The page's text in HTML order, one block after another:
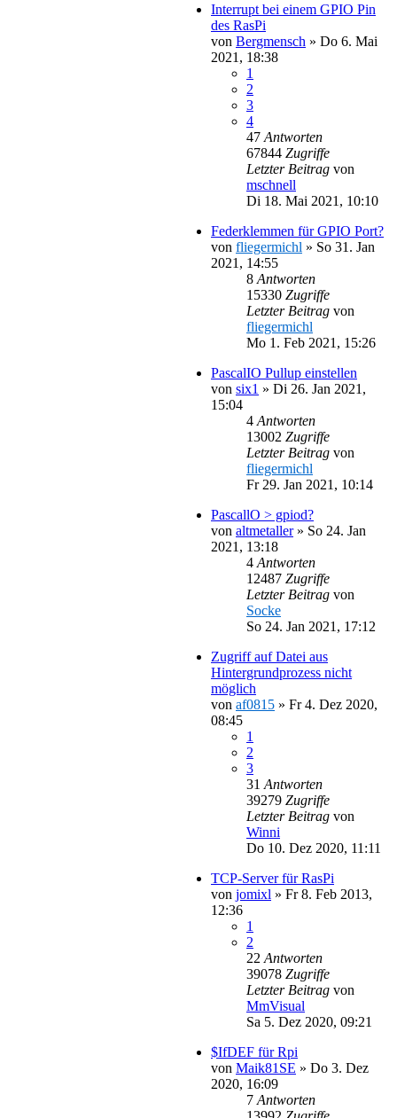
Interrupt bei einem GPIO Pin
des RasPi
von Bergmensch » Do 6. Mai
2021, 18:38
1
2
3
4
47 Antworten
67844 Zugriffe
Letzter Beitrag von
mschnell
Di 18. Mai 2021, 10:10
Federklemmen für GPIO Port?
von fliegermichl » So 31. Jan
2021, 14:55
8 Antworten
15330 Zugriffe
Letzter Beitrag von
fliegermichl
Mo 1. Feb 2021, 15:26
PascalIO Pullup einstellen
von six1 » Di 26. Jan 2021,
15:04
4 Antworten
13002 Zugriffe
Letzter Beitrag von
fliegermichl
Fr 29. Jan 2021, 10:14
PascallO > gpiod?
von altmetaller» So 24. Jan
2021, 13:18
4 Antworten
12487 Zugriffe
Letzter Beitrag von
Socke
So 24. Jan 2021, 17:12
Zugriff auf Datei aus
Hintergrundprozess nicht
möglich
von af0815 » Fr 4. Dez 2020,
08:45
1
2
3
31 Antworten
39279 Zugriffe
Letzter Beitrag von
Winni
Do 10. Dez 2020, 11:11
TCP-Server für RasPi
von jomixl » Fr 8. Feb 2013,
12:36
1
2
22 Antworten
39078 Zugriffe
Letzter Beitrag von
MmVisual
Sa 5. Dez 2020, 09:21
$IfDEF für Rpi
von Maik81SE » Do 3. Dez
2020, 16:09
7 Antworten